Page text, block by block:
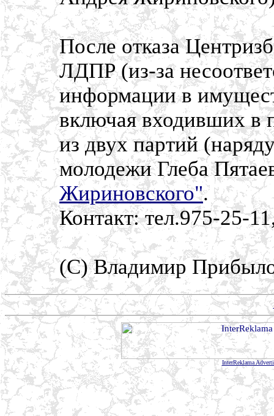
После отказа
ЛДПР (из-за
информации в
включая входивших в
из двух партий
молодежи Глеба
Жириновского".
Контакт: тел.975-25-
(С) Владимир
InterReklama